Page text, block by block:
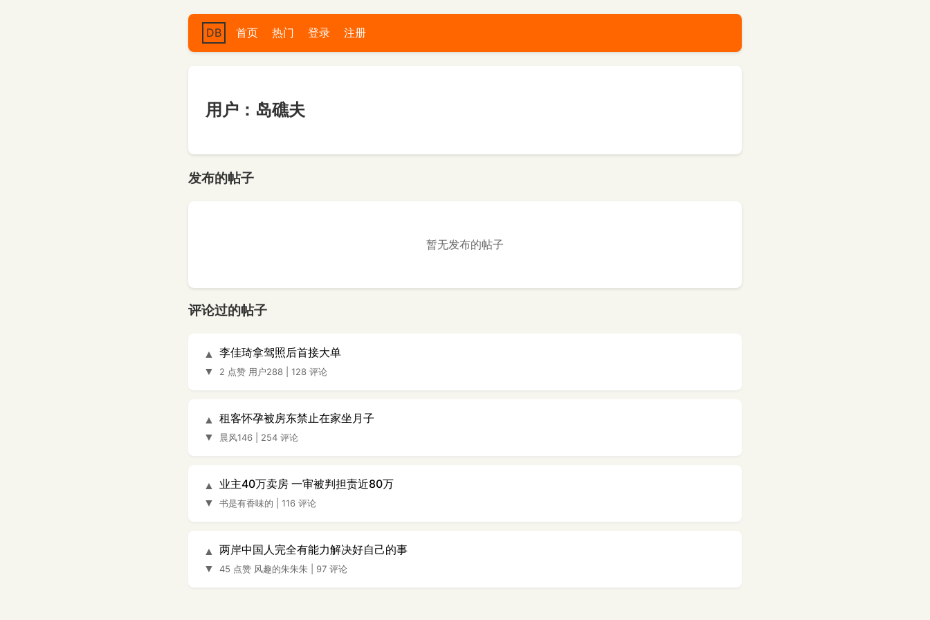
DB 首页 热门 登录 注册
用户：岛礁夫
发布的帖子
暂无发布的帖子
评论过的帖子
▲
▼
李佳琦拿驾照后首接大单
2 点赞 用户288 128 评论
▲
▼
租客怀孕被房东禁止在家坐月子
晨风146 254 评论
▲
▼
业主40万卖房 一审被判担责近80万
书是有香味的 116 评论
▲
▼
两岸中国人完全有能力解决好自己的事
45 点赞 风趣的朱朱朱 97 评论